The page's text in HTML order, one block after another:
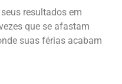
resultados em
que se afastam
suas férias acabam